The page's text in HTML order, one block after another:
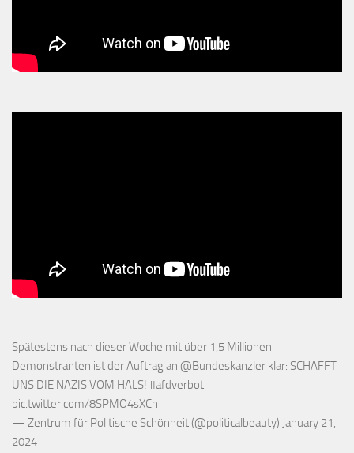
Spätestens nach dieser Woche mit über 1,5 Millionen
Demonstranten ist der Auftrag an @Bundeskanzler klar: SCHAFFT
UNS DIE NAZIS VOM HALS! #afdverbot
pic.twitter.com/8SPMO4sXCh
— Zentrum für Politische Schönheit (@politicalbeauty) January 21,
2024